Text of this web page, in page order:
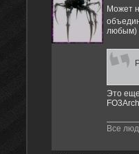
Может
любым)
Это
Все